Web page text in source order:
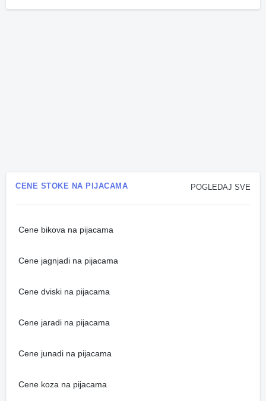
POGLEDAJ SVE
CENE STOKE NA PIJACAMA
Cene bikova na pijacama
Cene jagnjadi na pijacama
Cene dviski na pijacama
Cene jaradi na pijacama
Cene junadi na pijacama
Cene koza na pijacama